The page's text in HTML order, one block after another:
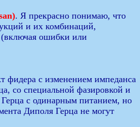
. Я прекрасно понимаю, что
и их комбинаций,
ошибки или
фидера с изменением импеданса
со специальной фазировкой и
с одинарным питанием, но
Диполя Герца не могут